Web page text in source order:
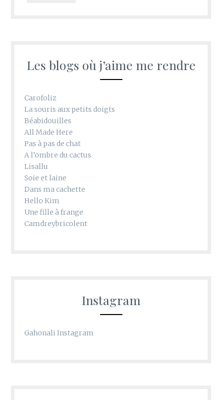
Les blogs où j’aime me rendre
Carofoliz
La souris aux petits doigts
Béabidouilles
All Made Here
Pas à pas de chat
A l’ombre du cactus
Lisallu
Soie et laine
Dans ma cachette
Hello Kim
Une fille à frange
Camdreybricolent
Instagram
Gahonali Instagram